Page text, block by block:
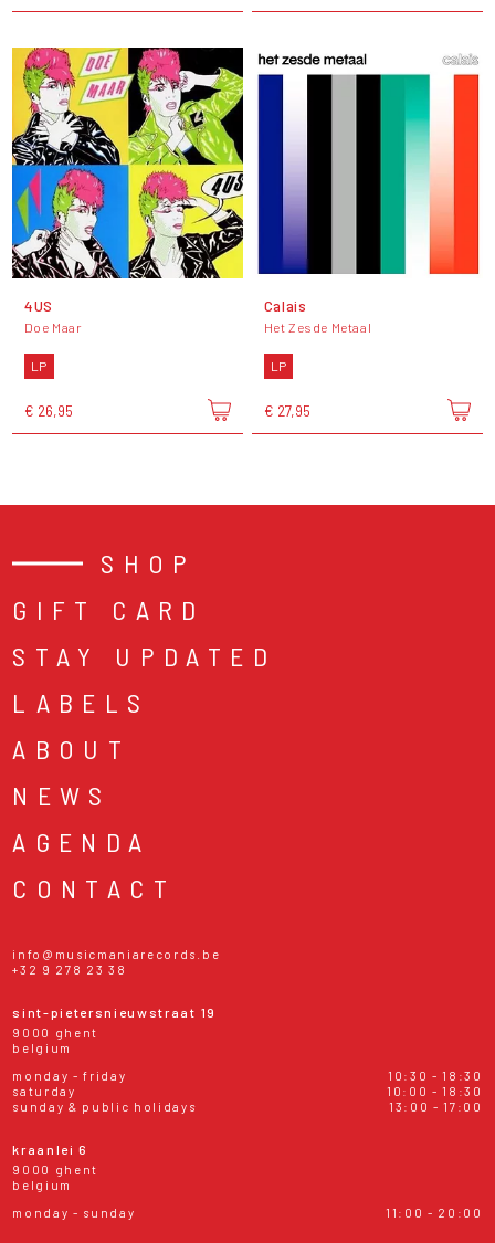
4US
Doe Maar
LP
€ 26,95
Calais
Het Zesde Metaal
LP
€ 27,95
SHOP
GIFT CARD
STAY UPDATED
LABELS
ABOUT
NEWS
AGENDA
CONTACT
info@musicmaniarecords.be
+32 9 278 23 38
sint-pietersnieuwstraat 19
9000 ghent
belgium
monday - friday
10:30 - 18:30
saturday
10:00 - 18:30
sunday & public holidays
13:00 - 17:00
kraanlei 6
9000 ghent
belgium
monday - sunday
11:00 - 20:00